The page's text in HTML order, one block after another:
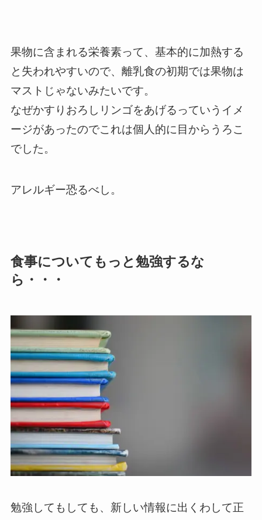
果物に含まれる栄養素って、基本的に加熱する
と失われやすいので、離乳食の初期では果物は
マストじゃないみたいです。
なぜかすりおろしリンゴをあげるっていうイメ
ージがあったのでこれは個人的に目からうろこ
でした。
アレルギー恐るべし。
食事についてもっと勉強するな
ら・・・
勉強してもしても、新しい情報に出くわして正